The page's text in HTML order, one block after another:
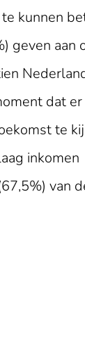
kunnen
geven aan
dat
te
inkomen
van